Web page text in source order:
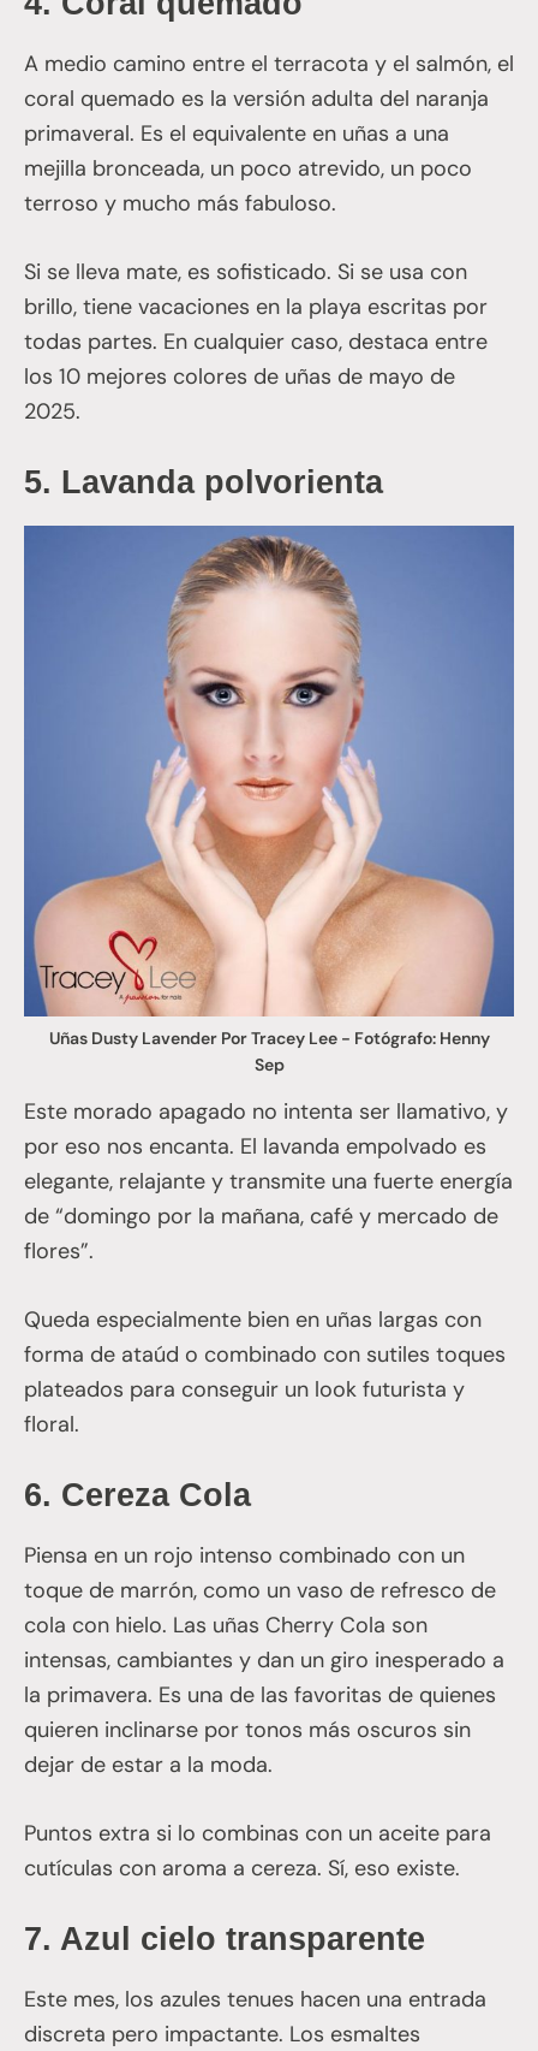
A medio camino entre el terracota y el salmón, el
coral quemado es la versión adulta del naranja
primaveral. Es el equivalente en uñas a una
mejilla bronceada, un poco atrevido, un poco
terroso y mucho más fabuloso.
Si se lleva mate, es sofisticado. Si se usa con
brillo, tiene vacaciones en la playa escritas por
todas partes. En cualquier caso, destaca entre
los 10 mejores colores de uñas de mayo de
2025.
5. Lavanda polvorienta
Uñas Dusty Lavender Por Tracey Lee - Fotógrafo: Henny
Sep
Este morado apagado no intenta ser llamativo, y
por eso nos encanta. El lavanda empolvado es
elegante, relajante y transmite una fuerte energía
de “domingo por la mañana, café y mercado de
flores”.
Queda especialmente bien en uñas largas con
forma de ataúd o combinado con sutiles toques
plateados para conseguir un look futurista y
floral.
6. Cereza Cola
Piensa en un rojo intenso combinado con un
toque de marrón, como un vaso de refresco de
cola con hielo. Las uñas Cherry Cola son
intensas, cambiantes y dan un giro inesperado a
la primavera. Es una de las favoritas de quienes
quieren inclinarse por tonos más oscuros sin
dejar de estar a la moda.
Puntos extra si lo combinas con un aceite para
cutículas con aroma a cereza. Sí, eso existe.
7. Azul cielo transparente
Este mes, los azules tenues hacen una entrada
discreta pero impactante. Los esmaltes